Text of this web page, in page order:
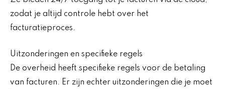
zodat je altijd controle hebt over het
facturatieproces.
Uitzonderingen en specifieke regels
De overheid heeft specifieke regels voor de betaling
van facturen. Er zijn echter uitzonderingen die je moet